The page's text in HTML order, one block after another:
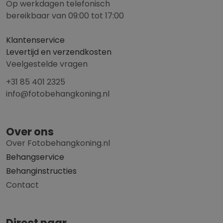
Op werkdagen telefonisch
bereikbaar van 09:00 tot 17:00
Klantenservice
Levertijd en verzendkosten
Veelgestelde vragen
+31 85 401 2325
info@fotobehangkoning.nl
Over ons
Over Fotobehangkoning.nl
Behangservice
Behanginstructies
Contact